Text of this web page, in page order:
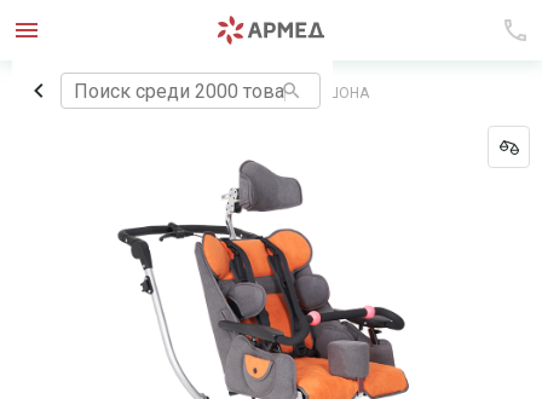
Главная КОЛЯСКА MITICO FUORI БЕЗ КАПЮШОНА